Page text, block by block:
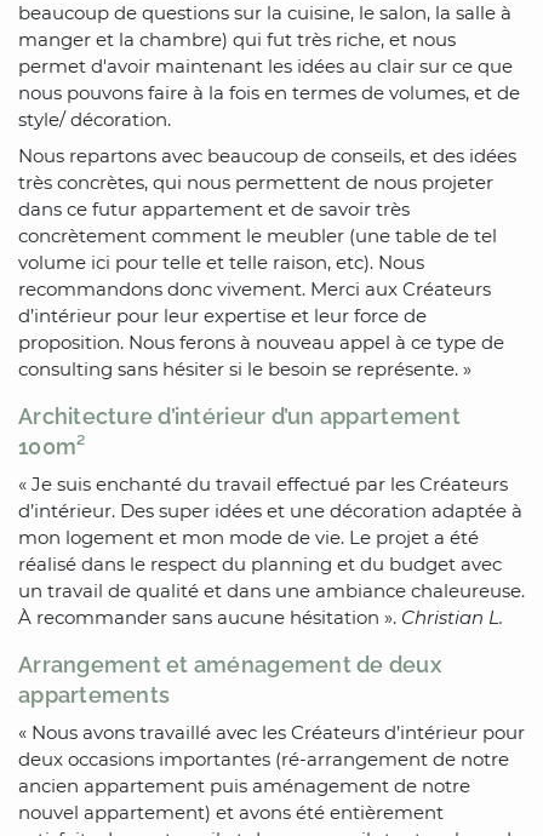
beaucoup de questions sur la cuisine, le salon, la salle à
manger et la chambre) qui fut très riche, et nous
permet d'avoir maintenant les idées au clair sur ce que
nous pouvons faire à la fois en termes de volumes, et de
style/ décoration.
Nous repartons avec beaucoup de conseils, et des idées
très concrètes, qui nous permettent de nous projeter
dans ce futur appartement et de savoir très
concrètement comment le meubler (une table de tel
volume ici pour telle et telle raison, etc). Nous
recommandons donc vivement. Merci aux Créateurs
d’intérieur pour leur expertise et leur force de
proposition. Nous ferons à nouveau appel à ce type de
consulting sans hésiter si le besoin se représente. »
Architecture d’intérieur d’un appartement
100m²
« Je suis enchanté du travail effectué par les Créateurs
d’intérieur. Des super idées et une décoration adaptée à
mon logement et mon mode de vie. Le projet a été
réalisé dans le respect du planning et du budget avec
un travail de qualité et dans une ambiance chaleureuse.
À recommander sans aucune hésitation ». Christian L.
Arrangement et aménagement de deux
appartements
« Nous avons travaillé avec les Créateurs d’intérieur pour
deux occasions importantes (ré-arrangement de notre
ancien appartement puis aménagement de notre
nouvel appartement) et avons été entièrement